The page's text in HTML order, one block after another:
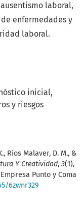
inicial
y riesgos
Ríos Malaver, D. M., &
Y Creatividad, 3(1),
Punto y Coma
6zwnr329
laboral,
enfermedades y
laboral.